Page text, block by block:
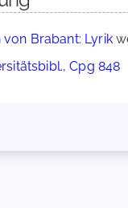
von Brabant: Lyrik
Cpg 848